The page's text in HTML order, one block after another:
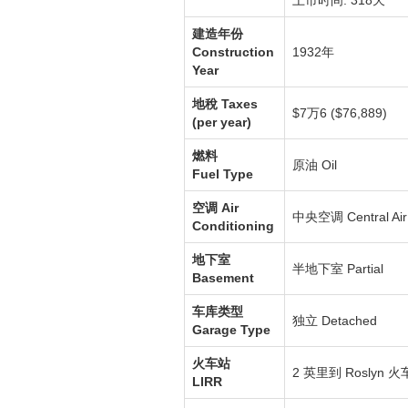
建造年份
Construction
Year
1932年
地稅 Taxes
(per year)
$7万6 ($76,889)
燃料
Fuel Type
原油 Oil
空调 Air
Conditioning
中央空调 Central Air
地下室
Basement
半地下室 Partial
车库类型
Garage Type
独立 Detached
火车站
LIRR
2 英里到 Roslyn 火